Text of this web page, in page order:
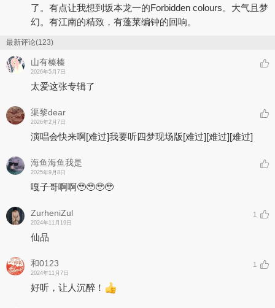
梦中。
《牡丹亭》是昆曲中极具代表性的曲目，这一首歌的旋律在编写时运
用昆曲中的水磨腔的特质——低回婉转，着重表现如梦似幻，不真实
的，极致浪漫的情境。《一梦》的配器采用了电影画面式的配乐思
绵，又有着强烈的宿命感。
五十三出话情爱，世间大戏上演。
在元宵灯节相会的霍李二人，因缘际会下误解丛生，又因黄衫客的出
现让二人的爱情出现了转机。这也给《紫钗记》的故事蒙上了一层离
歌曲《若愿》开篇以缘分作为整段主歌的契机，讲述两个相爱之人因
爱生恨，也因缘再聚。再用第一人称视角的副歌分别来阐述二人对情
爱的所想所愿。以歌传心意，互诉心事，以解相思。
《画中戏》
山有三远，墨有五色，都为中国画技法中常被提及的概念。词取“中
国画”为意象，描绘山水、⼈家、草亭、河川、行舟、过客……画中
终究也是薄纸一张，映照《邯郸记》中的梦境——
“枕儿内有路，分明留去向。向其间打滚，影⼉历历端详。六十年光
了。有点让我想到坂本龙一的Forbidden colours。大气且梦
幻。有江南的精致，有蓬莱编钟的回响。
最新评论(123)
山有榛榛
2026年5月7日
太爱这张专辑了
渠黎dear
2026年2月7日
演唱会快来啊[难过]我要听四梦现场版[难过][难过][难过]
海鱼海鱼我是
2025年9月8日
嘎子哥啊啊🥹🥹🥹🥹
ZurheniZul
2024年11月19日
1
仙品
和0123
2024年11月7日
1
好听，让人沉醉！